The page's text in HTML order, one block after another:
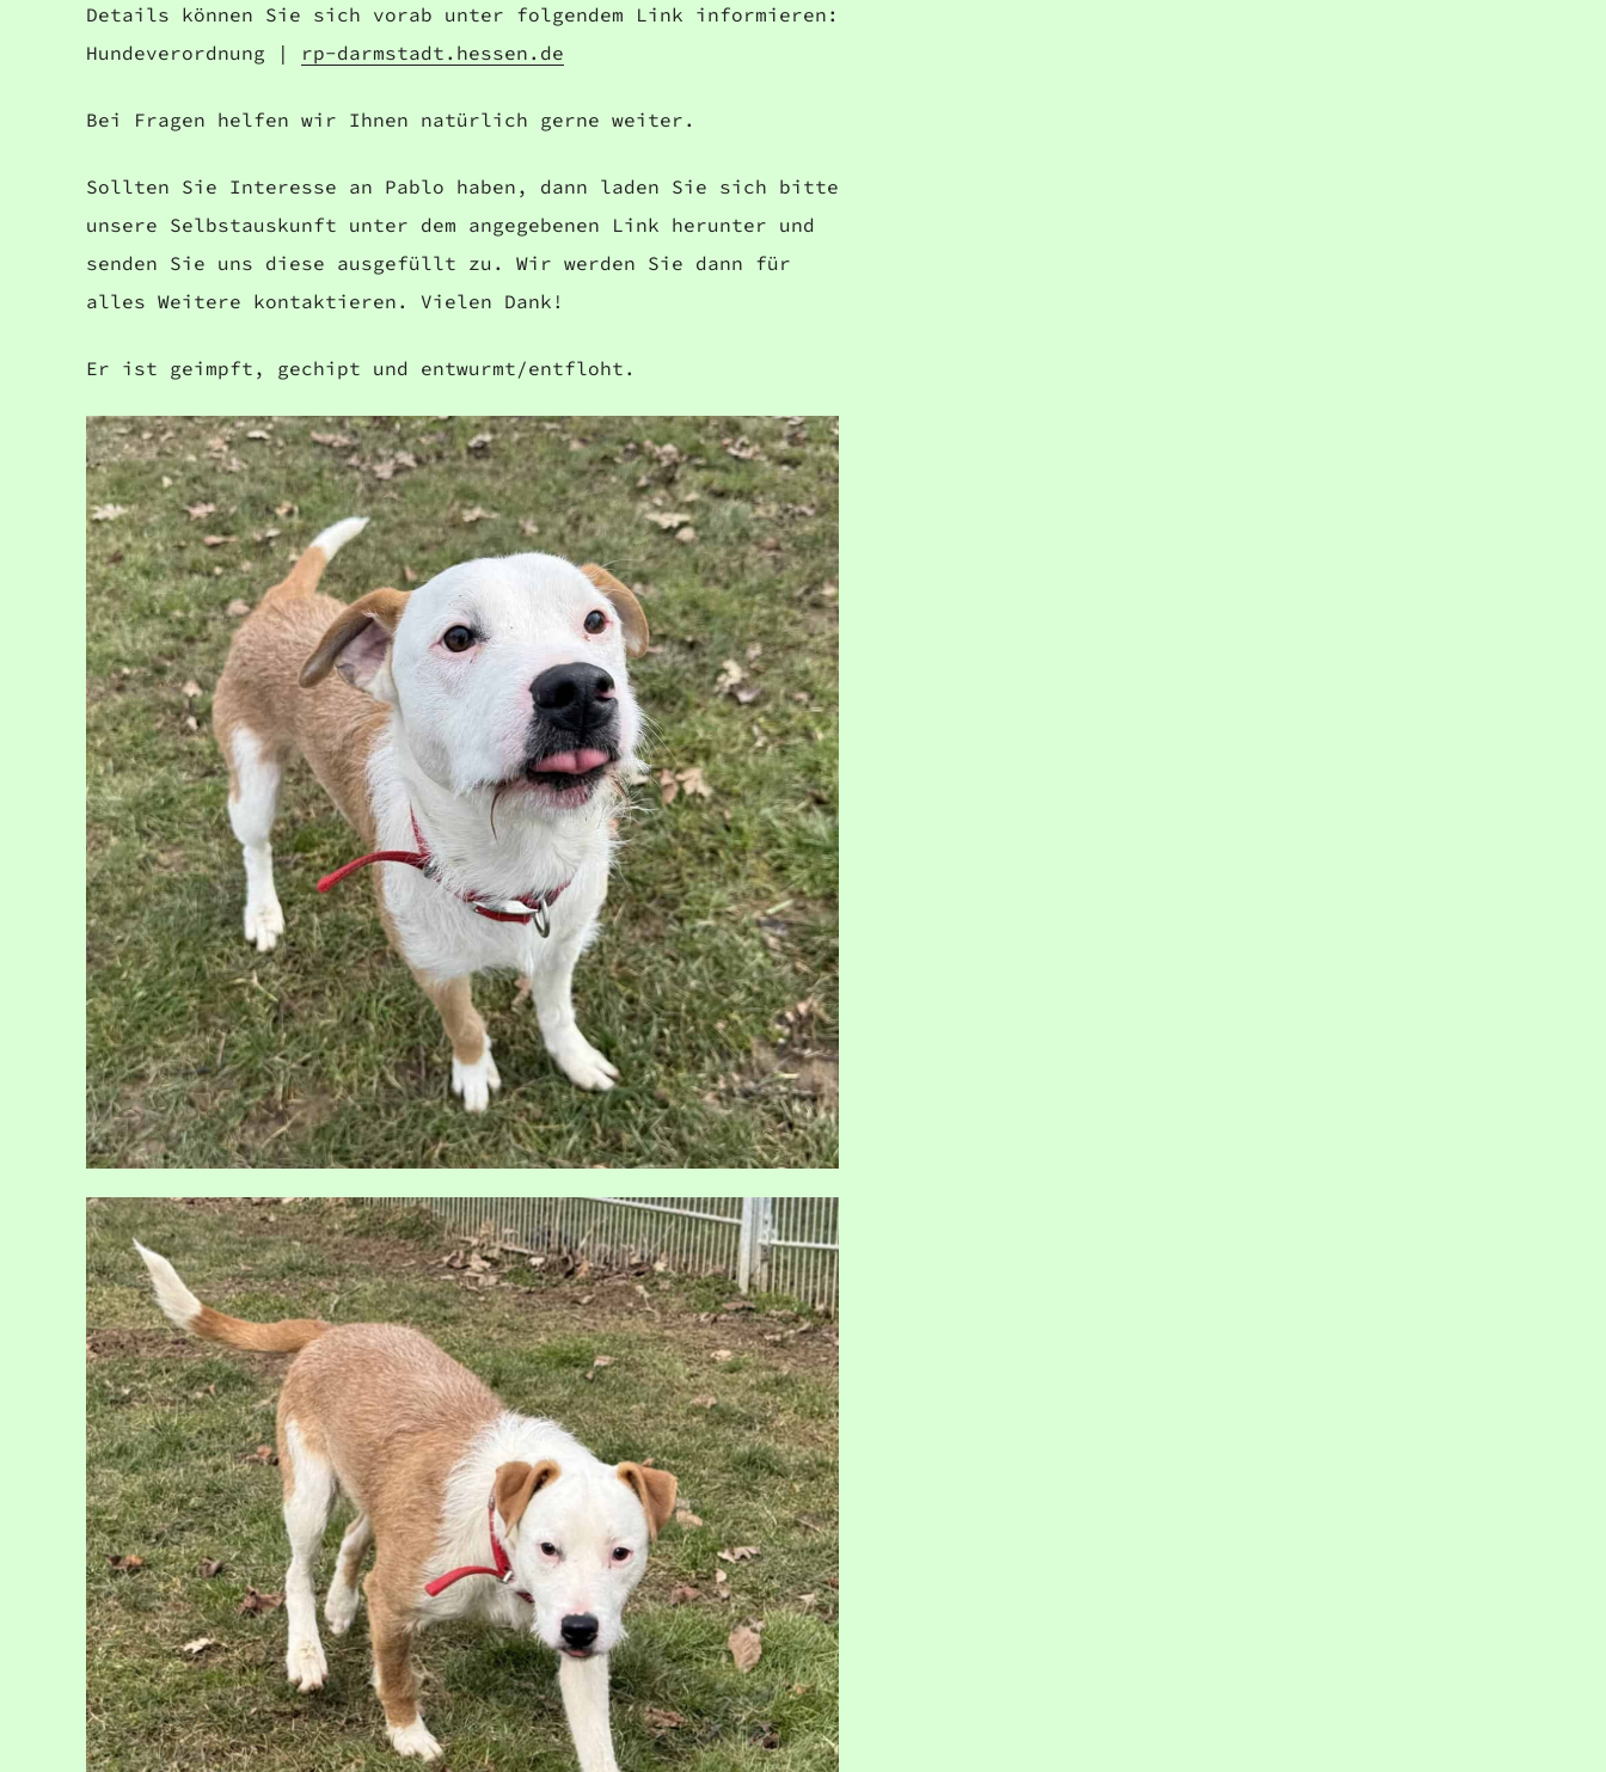
Details können Sie sich vorab unter folgendem Link informieren:
Hundeverordnung | rp-darmstadt.hessen.de
Bei Fragen helfen wir Ihnen natürlich gerne weiter.
Sollten Sie Interesse an Pablo haben, dann laden Sie sich bitte
unsere Selbstauskunft unter dem angegebenen Link herunter und
senden Sie uns diese ausgefüllt zu. Wir werden Sie dann für
alles Weitere kontaktieren. Vielen Dank!
Er ist geimpft, gechipt und entwurmt/entfloht.